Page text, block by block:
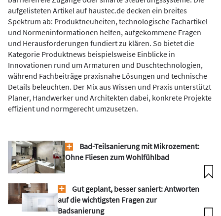
aufgelisteten Artikel auf haustec.de decken ein breites
Spektrum ab: Produktneuheiten, technologische Fachartikel
und Normeninformationen helfen, aufgekommene Fragen
und Herausforderungen fundiert zu klären. So bietet die
Kategorie Produktnews beispielsweise Einblicke in
Innovationen rund um Armaturen und Duschtechnologien,
während Fachbeiträge praxisnahe Lösungen und technische
Details beleuchten. Der Mix aus Wissen und Praxis unterstützt
Planer, Handwerker und Architekten dabei, konkrete Projekte
effizient und normgerecht umzusetzen.
Bad-Teilsanierung mit Mikrozement:
Ohne Fliesen zum Wohlfühlbad
Gut geplant, besser saniert: Antworten
auf die wichtigsten Fragen zur
Badsanierung